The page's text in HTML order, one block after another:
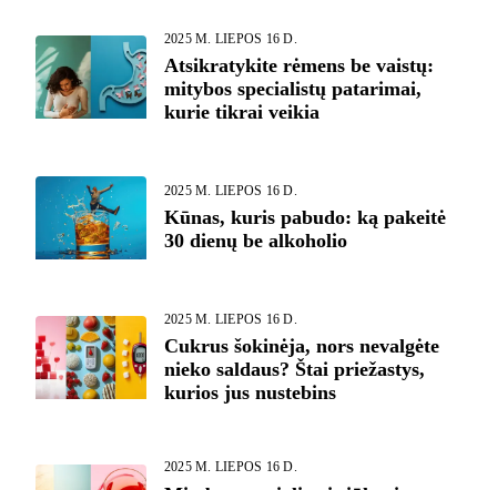
2025 M. LIEPOS 16 D.
Atsikratykite rėmens be vaistų:
mitybos specialistų patarimai,
kurie tikrai veikia
2025 M. LIEPOS 16 D.
Kūnas, kuris pabudo: ką pakeitė
30 dienų be alkoholio
2025 M. LIEPOS 16 D.
Cukrus šokinėja, nors nevalgėte
nieko saldaus? Štai priežastys,
kurios jus nustebins
2025 M. LIEPOS 16 D.